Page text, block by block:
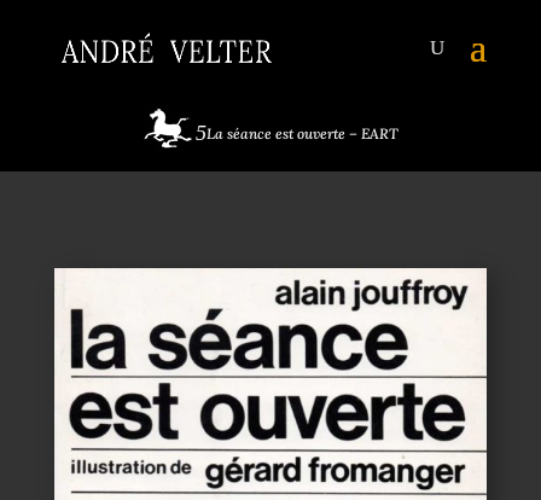
La séance est ouverte – EART